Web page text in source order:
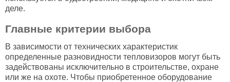
деле.
Главные критерии выбора
В зависимости от технических характеристик
определенные разновидности тепловизоров могут быть
задействованы исключительно в строительстве, охране
или же на охоте. Чтобы приобретенное оборудование